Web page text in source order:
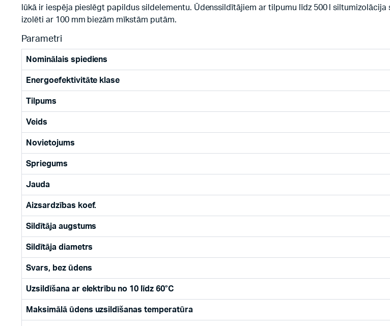
lūkā ir iespēja pieslēgt papildus sildelementu. Ūdenssildītājiem ar tilpumu līdz 500 l
izolēti ar 100 mm biezām mīkstām putām.
Parametri
Nominālais spiediens
Energoefektivitāte klase
Tilpums
Veids
Novietojums
Spriegums
Jauda
Aizsardzības koef.
Sildītāja augstums
Sildītāja diametrs
Svars, bez ūdens
Uzsildīšana ar elektrību no 10 līdz 60°C
Maksimālā ūdens uzsildīšanas temperatūra